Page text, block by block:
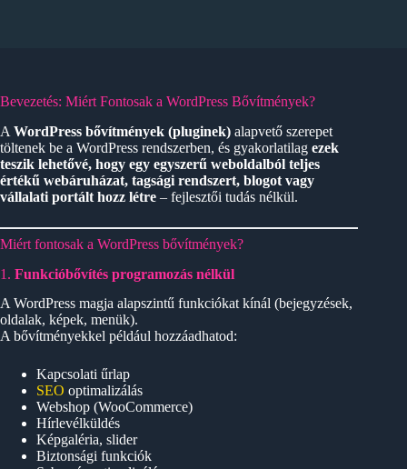
Bevezetés: Miért Fontosak a WordPress Bővítmények?
A WordPress bővítmények (pluginek) alapvető szerepet
töltenek be a WordPress rendszerben, és gyakorlatilag ezek
teszik lehetővé, hogy egy egyszerű weboldalból teljes
értékű webáruházat, tagsági rendszert, blogot vagy
vállalati portált hozz létre – fejlesztői tudás nélkül.
Miért fontosak a WordPress bővítmények?
1. Funkcióbővítés programozás nélkül
A WordPress magja alapszintű funkciókat kínál (bejegyzések,
oldalak, képek, menük).
A bővítményekkel például hozzáadhatod:
Kapcsolati űrlap
SEO optimalizálás
Webshop (WooCommerce)
Hírlevélküldés
Képgaléria, slider
Biztonsági funkciók